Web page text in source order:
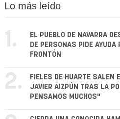
Lo más leído
1.
EL PUEBLO DE NAVARRA
DE PERSONAS PIDE AYUDA
FRONTÓN
2.
FIELES DE HUARTE SALEN
JAVIER AIZPÚN TRAS LA
PENSAMOS MUCHOS"